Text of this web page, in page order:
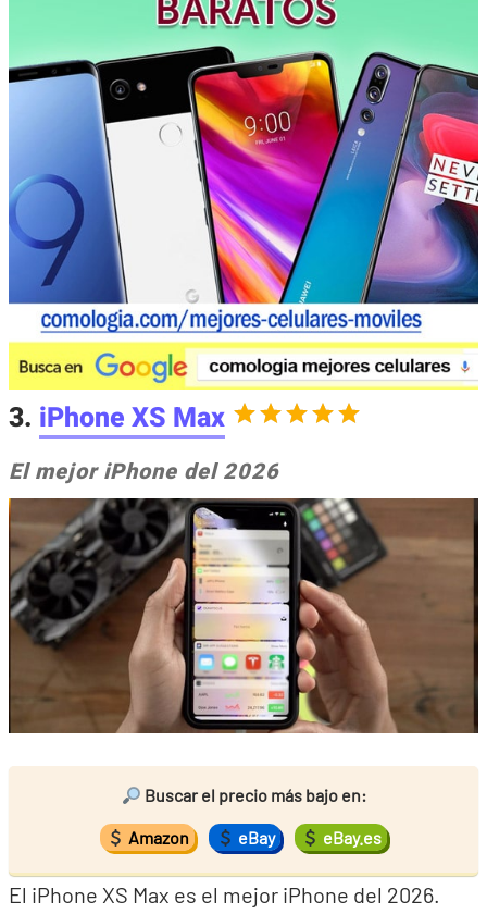
3. iPhone XS Max
El mejor iPhone del 2026
Buscar el precio más bajo en:
Amazon eBay eBay.es
El iPhone XS Max es el mejor iPhone del 2026.